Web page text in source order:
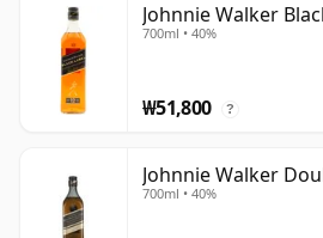
Johnnie Walker
700ml • 40%
₩51,800 ?
Johnnie Walker
700ml • 40%